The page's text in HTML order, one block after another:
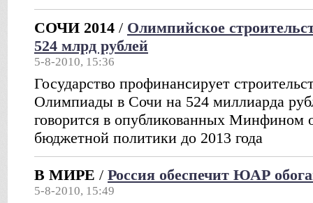
СОЧИ 2014 / Олимпийское
524 млрд рублей
5-8-2010, 15:36
Государство профинансирует
Олимпиады в Сочи на 524 миллиарда
говорится в опубликованных Минфином
бюджетной политики до 2013 года
В МИРЕ / Россия обеспечит ЮАР
5-8-2010, 15:49